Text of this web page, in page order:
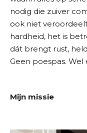
nodig die zuiver
ook niet
hardheid, het is
dát brengt rust,
Geen poespas.
Mijn missie